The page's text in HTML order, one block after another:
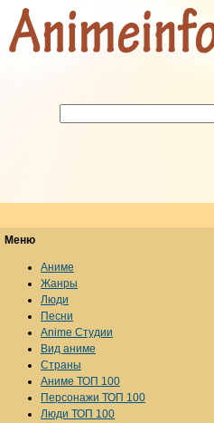
Меню
Аниме
Жанры
Люди
Песни
Anime Студии
Вид аниме
Страны
Аниме ТОП 100
Персонажи ТОП 100
Люди ТОП 100